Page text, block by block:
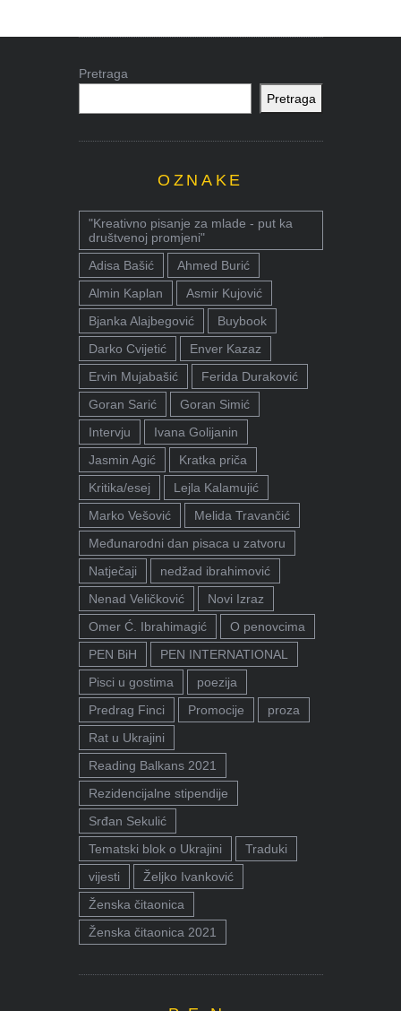
Pretraga
Pretraga
OZNAKE
"Kreativno pisanje za mlade - put ka
društvenoj promjeni"
Adisa Bašić
Ahmed Burić
Almin Kaplan
Asmir Kujović
Bjanka Alajbegović
Buybook
Darko Cvijetić
Enver Kazaz
Ervin Mujabašić
Ferida Duraković
Goran Sarić
Goran Simić
Intervju
Ivana Golijanin
Jasmin Agić
Kratka priča
Kritika/esej
Lejla Kalamujić
Marko Vešović
Melida Travančić
Međunarodni dan pisaca u zatvoru
Natječaji
nedžad ibrahimović
Nenad Veličković
Novi Izraz
Omer Ć. Ibrahimagić
O penovcima
PEN BiH
PEN INTERNATIONAL
Pisci u gostima
poezija
Predrag Finci
Promocije
proza
Rat u Ukrajini
Reading Balkans 2021
Rezidencijalne stipendije
Srđan Sekulić
Tematski blok o Ukrajini
Traduki
vijesti
Željko Ivanković
Ženska čitaonica
Ženska čitaonica 2021